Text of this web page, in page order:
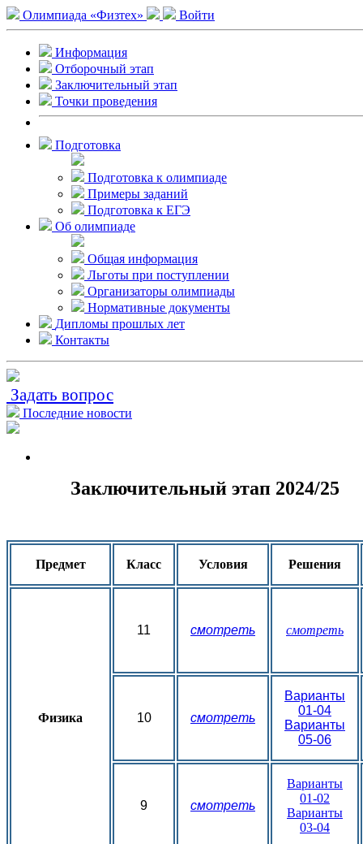
Олимпиада «Физтех» Войти
Информация
Отборочный этап
Заключительный этап
Точки проведения
Подготовка
Подготовка к олимпиаде
Примеры заданий
Подготовка к ЕГЭ
Об олимпиаде
Общая информация
Льготы при поступлении
Организаторы олимпиады
Нормативные документы
Дипломы прошлых лет
Контакты
Задать вопрос
Последние новости
Заключительный этап 2024/25
Предмет Класс Условия Решения
Физика
11 смотреть смотреть
10 смотреть
Варианты
01-04
Варианты
05-06
9 смотреть
Варианты
01-02
Варианты
03-04